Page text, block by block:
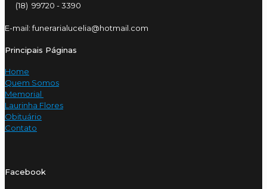
(18) 99720 - 3390
E-mail: funerarialucelia@hotmail.com
Principais Páginas
Home
Quem Somos
Memorial
Laurinha Flores
Obituário
Contato
Facebook